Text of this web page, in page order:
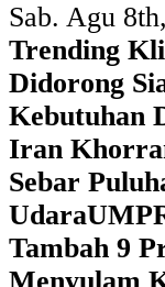
Sab. Agu
Trending
Didorong
Kebutuhan
Iran
Sebar
Udara
Tambah 9